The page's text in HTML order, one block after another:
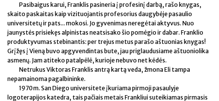
Pasibaigus karui, Franklis pasineria į profesinį darbą, rašo knygas,
skaito paskaitas kaip vizituojantis profesorius daugybėje pasaulio
universitetų ir pats... mokosi. Jo gyvenimas neregėtai aktyvus. Nuo
jaunystės prisiekęs alpinistas neatsisako šio pomėgio ir dabar. Franklio
produktyvumas stebinantis: per trejus metus parašo aštuonias knygas!
Grįžęs į Vieną buvo apgyvendintas bute, jau priglaudusiame aštuoniolika
asmenų. Jam atiteko patalpėlė, kurioje nebuvo net kėdės.
Netrukus Viktoras Franklis antrą kartą veda, žmona Eli tampa
nepamainoma pagalbininke.
1970 m. San Diego universitete įkuriama pirmoji pasaulyje
logoterapijos katedra, tais pačiais metais Frankliui suteikiamas pirmasis